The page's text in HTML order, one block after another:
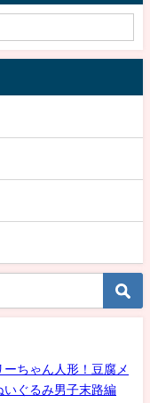
ちゃん人形！豆腐メ
いぐるみ男子末路編